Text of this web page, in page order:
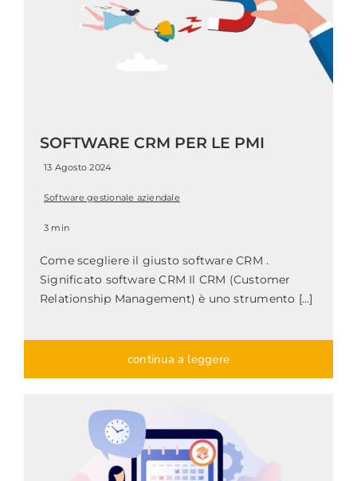
SOFTWARE CRM PER LE PMI
13 Agosto 2024
Software gestionale aziendale
3 min
Come scegliere il giusto software CRM .
Significato software CRM Il CRM (Customer
Relationship Management) è uno strumento [...]
continua a leggere